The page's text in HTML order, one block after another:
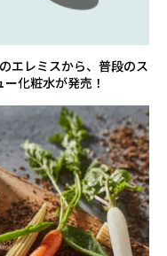
エレミスから、普段のス
化粧水が発売！